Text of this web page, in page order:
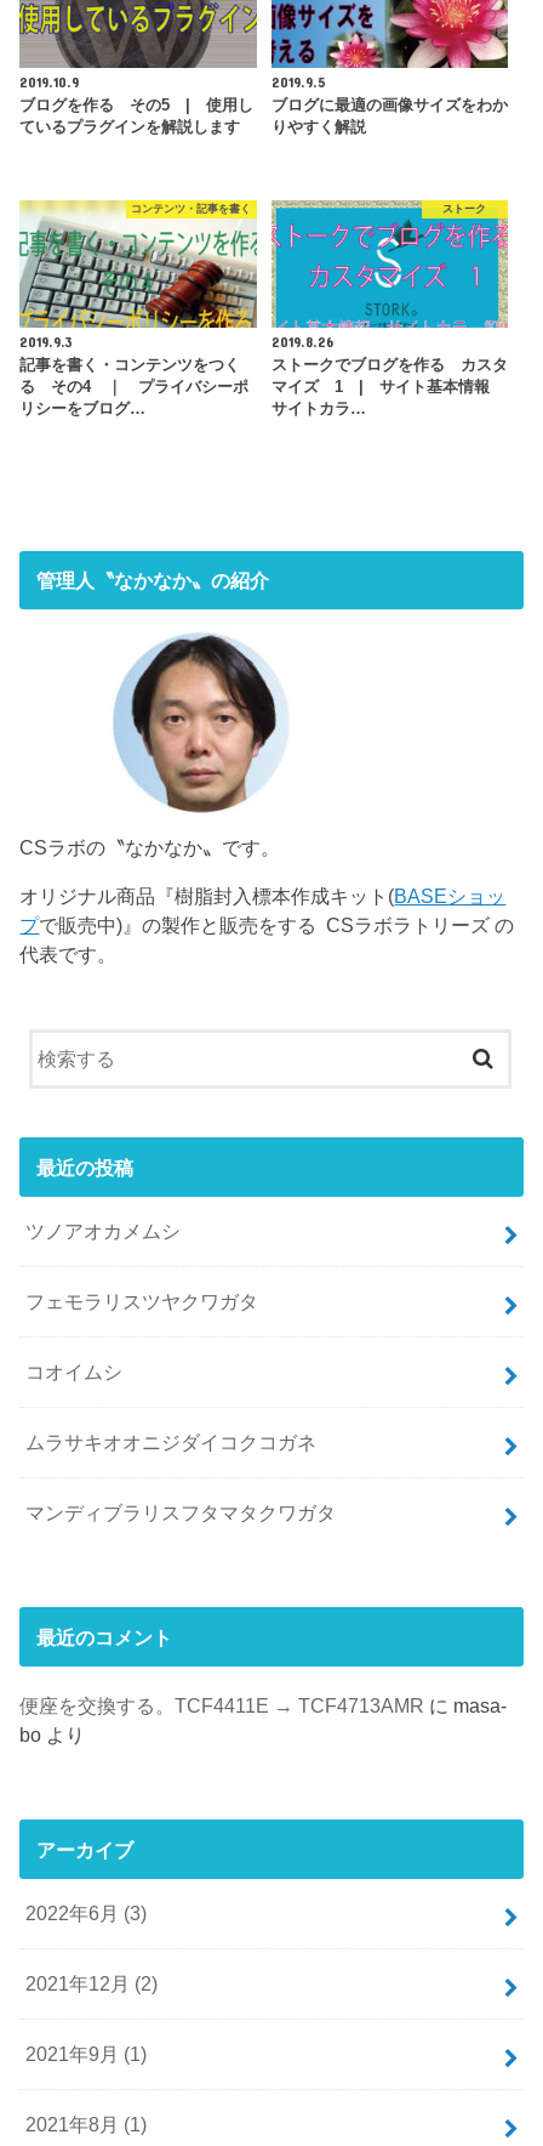
2019.10.9
ブログを作る その5 | 使用し
ているプラグインを解説します
2019.9.5
ブログに最適の画像サイズをわか
りやすく解説
コンテンツ・記事を書く
2019.9.3
記事を書く・コンテンツをつく
る その4 ｜ プライバシーポ
リシーをブログ…
ストーク
2019.8.26
ストークでブログを作る カスタ
マイズ 1 | サイト基本情報
サイトカラ…
管理人〝なかなか〟の紹介
CSラボの〝なかなか〟です。
オリジナル商品『樹脂封入標本作成キット(BASEショッ
プで販売中)』の製作と販売をする CSラボラトリーズ の
代表です。
最近の投稿
ツノアオカメムシ
フェモラリスツヤクワガタ
コオイムシ
ムラサキオオニジダイコクコガネ
マンディブラリスフタマタクワガタ
最近のコメント
便座を交換する。TCF4411E → TCF4713AMR に masa-
bo より
アーカイブ
2022年6月 (3)
2021年12月 (2)
2021年9月 (1)
2021年8月 (1)